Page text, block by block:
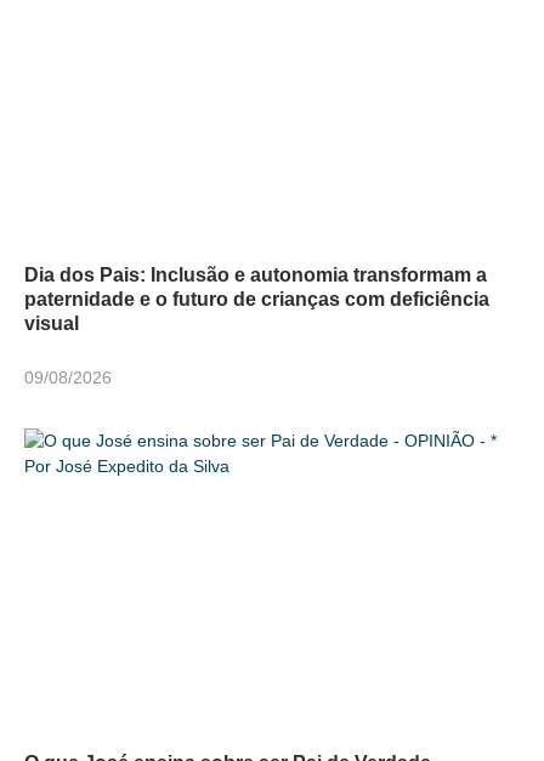
Dia dos Pais: Inclusão e autonomia transformam a
paternidade e o futuro de crianças com deficiência
visual
09/08/2026